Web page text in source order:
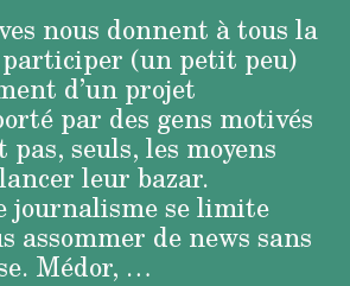
nous donnent à tous la
(un petit peu)
d’un projet
par des gens motivés
seuls, les moyens
leur bazar.
journalisme se limite
assommer de news sans
Médor, …